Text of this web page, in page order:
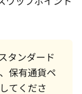
タンダード
保有通貨ペ
てくださ